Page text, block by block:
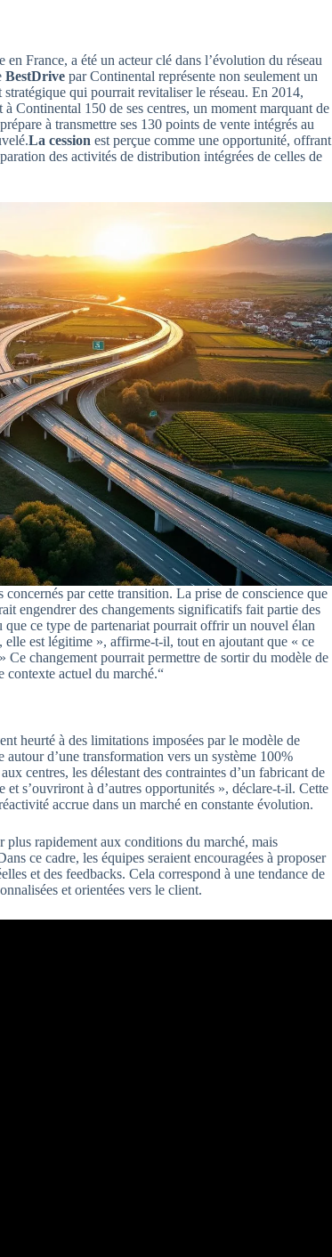
France, a été un acteur clé dans l’évolution du réseau
BestDrive par Continental représente non seulement un
qui pourrait revitaliser le réseau. En 2014,
Continental 150 de ses centres, un moment marquant de
à transmettre ses 130 points de vente intégrés au
La cession est perçue comme une opportunité, offrant
des activités de distribution intégrées de celles de
par cette transition. La prise de conscience que
engendrer des changements significatifs fait partie des
ce type de partenariat pourrait offrir un nouvel élan
elle est légitime », affirme-t-il, tout en ajoutant que « ce
Ce changement pourrait permettre de sortir du modèle de
actuel du marché.“
heurté à des limitations imposées par le modèle de
d’une transformation vers un système 100%
centres, les délestant des contraintes d’un fabricant de
s’ouvriront à d’autres opportunités », déclare-t-il. Cette
accrue dans un marché en constante évolution.
plus rapidement aux conditions du marché, mais
ce cadre, les équipes seraient encouragées à proposer
et des feedbacks. Cela correspond à une tendance de
et orientées vers le client.